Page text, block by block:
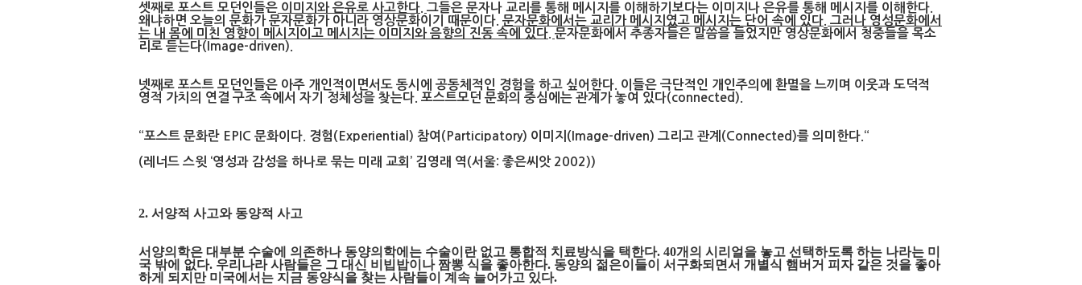
셋째로 포스트 모던인들은 이미지와 은유로 사고한다. 그들은 문자나 교리를 통해 메시지를 이해하기보다는 이미지나 은유를 통해 메시지를 이해한다.
왜냐하면 오늘의 문화가 문자문화가 아니라 영상문화이기 때문이다. 문자문화에서는 교리가 메시지였고 메시지는 단어 속에 있다. 그러나 영성문화에서
는 내 몸에 미친 영향이 메시지이고 메시지는 이미지와 음향의 진동 속에 있다. 문자문화에서 추종자들은 말씀을 들었지만 영상문화에서 청중들을 목소
리로 듣는다(Image-driven).
넷째로 포스트 모던인들은 아주 개인적이면서도 동시에 공동체적인 경험을 하고 싶어한다. 이들은 극단적인 개인주의에 환멸을 느끼며 이웃과 도덕적
영적 가치의 연결 구조 속에서 자기 정체성을 찾는다. 포스트모던 문화의 중심에는 관계가 놓여 있다(connected).
“포스트 문화란 EPIC 문화이다. 경험(Experiential) 참여(Participatory) 이미지(Image-driven) 그리고 관계(Connected)를 의미한다.“
(레너드 스윗 ‘영성과 감성을 하나로 묶는 미래 교회’ 김영래 역(서울: 좋은씨앗 2002))
2. 서양적 사고와 동양적 사고
서양의학은 대부분 수술에 의존하나동양의학에는 수술이 란 없고 통합적 치료방식을 택한다. 40개의 시리얼을 놓고 선택하도록 하는 나라는 미
국 밖에 없다. 우리나라 사람들은 그 대신 비빕밥이나 짬뽕 식을 좋아한다. 동양의 젊은이들이 서구화되면서 개별식 햄버거 피자 같은 것을 좋아
하게 되지만 미국에서는 지금 동양식을 찾는 사람들이 계속 늘어가고 있다.